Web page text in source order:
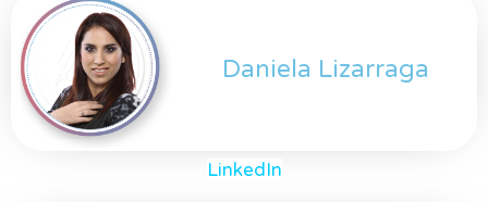
Daniela Lizarraga
LinkedIn